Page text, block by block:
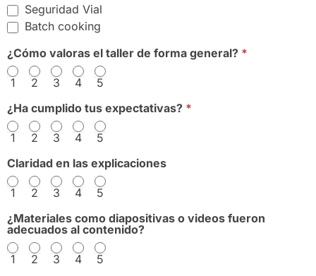
Seguridad Vial
Batch cooking
¿Cómo valoras el taller de forma general? *
1 2 3 4
5
¿Ha cumplido tus expectativas? *
1 2 3 4
5
Claridad en las explicaciones
1 2 3 4
5
¿Materiales como diapositivas o videos fueron
adecuados al contenido?
1 2 3 4
5